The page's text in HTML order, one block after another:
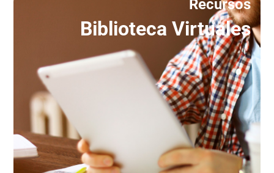
Recursos
Biblioteca Virtuales